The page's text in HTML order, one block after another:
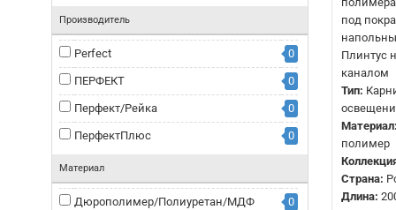
Молдинг/Рейка
Молдинг/Рейка/Плинтус
Молдинг/Рейка/Плинтус/Карниз
Молдингнастенный
Молдингугловой
Напольныйплинтус
Производитель
Perfect 0
ПЕРФЕКТ 0
Перфект/Рейка 0
ПерфектПлюс 0
Материал
Дюрополимер/Полиуретан/МДФ 0
под
Плинтус
каналом
Тип:
Материал:
полимер
Страна:
Длина: